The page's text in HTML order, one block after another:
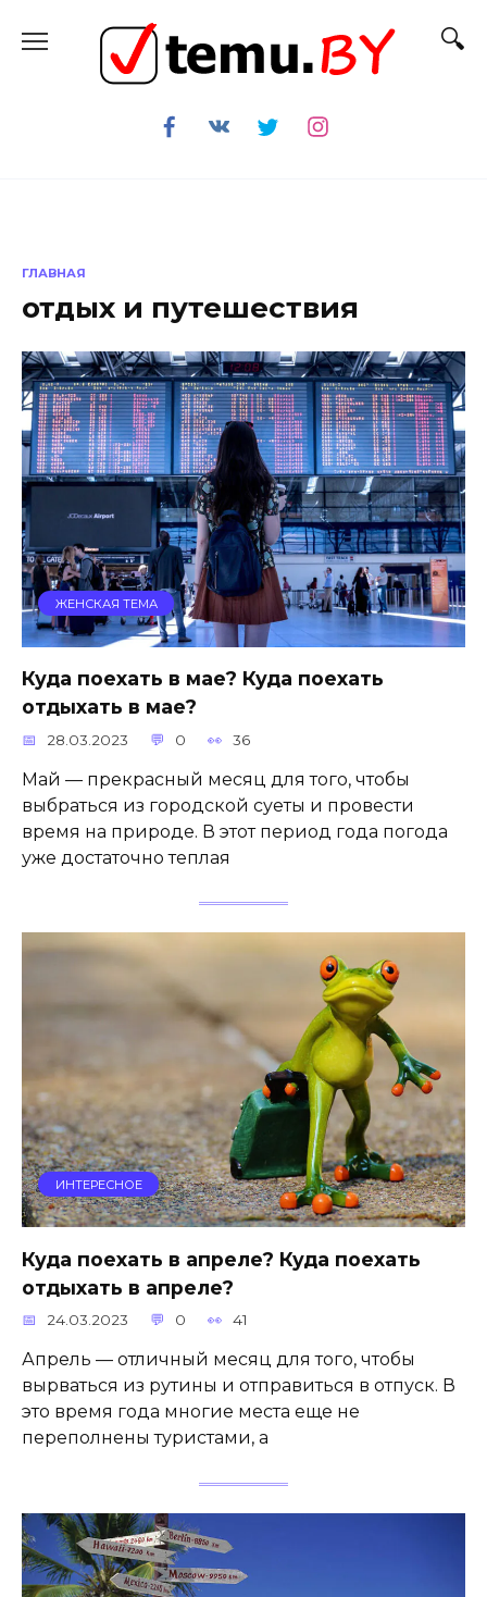
содержанию
ГЛАВНАЯ
отдых и путешествия
ЖЕНСКАЯ ТЕМА
Куда поехать в мае? Куда поехать
отдыхать в мае?
28.03.2023 0 36
Май — прекрасный месяц для того, чтобы
выбраться из городской суеты и провести
время на природе. В этот период года погода
уже достаточно теплая
ИНТЕРЕСНОЕ
Куда поехать в апреле? Куда поехать
отдыхать в апреле?
24.03.2023 0 41
Апрель — отличный месяц для того, чтобы
вырваться из рутины и отправиться в отпуск. В
это время года многие места еще не
переполнены туристами, а